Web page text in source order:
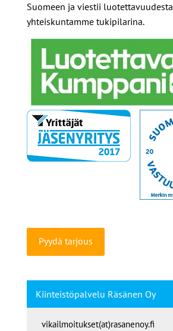
Suomeen ja viestii luotettavuudesta
yhteiskuntamme tukipilarina.
Pyydä tarjous
Kiinteistöpalvelu Räsänen Oy
vikailmoitukset(at)rasanenoy.fi